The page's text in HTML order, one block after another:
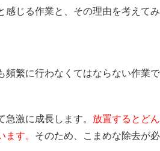
感じる作業と、その理由を考えてみ
頻繁に行わなくてはならない作業
激に成長します。 放置するとど
す。 そのため、こまめな除去が必